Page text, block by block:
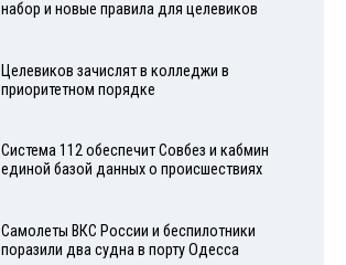
набор и новые правила для целевиков
Целевиков зачислят в колледжи в
приоритетном порядке
Система 112 обеспечит Совбез и кабмин
единой базой данных о происшествиях
Самолеты ВКС России и беспилотники
поразили два судна в порту Одесса